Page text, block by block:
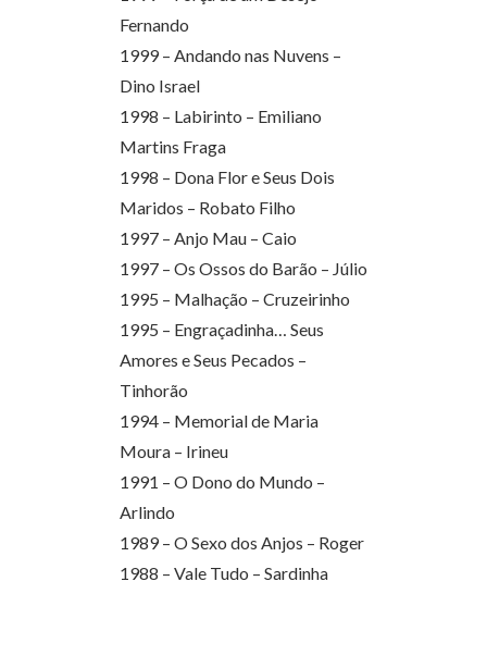
Fernando
1999 – Andando nas Nuvens –
Dino Israel
1998 – Labirinto – Emiliano
Martins Fraga
1998 – Dona Flor e Seus Dois
Maridos – Robato Filho
1997 – Anjo Mau – Caio
1997 – Os Ossos do Barão – Júlio
1995 – Malhação – Cruzeirinho
1995 – Engraçadinha… Seus
Amores e Seus Pecados –
Tinhorão
1994 – Memorial de Maria
Moura – Irineu
1991 – O Dono do Mundo –
Arlindo
1989 – O Sexo dos Anjos – Roger
1988 – Vale Tudo – Sardinha